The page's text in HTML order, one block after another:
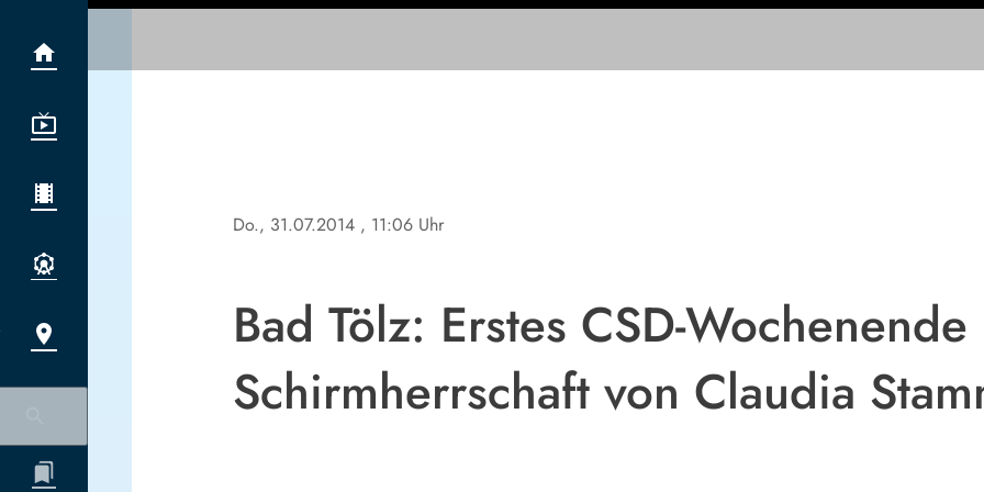
Do., 31.07.2014 , 11:06 Uhr
Bad Tölz: Erstes CSD-
Schirmherrschaft von Claudia